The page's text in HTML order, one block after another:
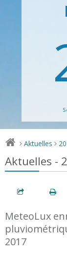
> Aktuelles >
Aktuelles -
MeteoLux
2017